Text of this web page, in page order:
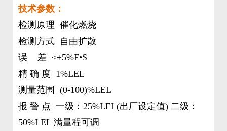
技术参数：
检测原理 催化燃烧
检测方式 自由扩散
误 差 ≤±5%F•S
精 确 度 1%LEL
测量范围 (0-100)%LEL
报 警 点 一级：25%LEL(出厂设定值) 二级：
50%LEL 满量程可调